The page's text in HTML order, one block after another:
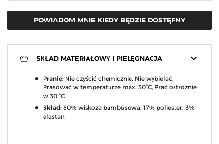
POWIADOM MNIE KIEDY BĘDZIE DOSTĘPNY
keyboard_arrow_down
SKŁAD MATERIAŁOWY I PIELĘGNACJA
Pranie: Nie czyścić chemicznie, Nie wybielać,
Prasować w temperaturze max. 30°C, Prać ostrożnie
w 30 °C
Skład: 80% wiskoza bambusowa, 17% poliester, 3%
elastan